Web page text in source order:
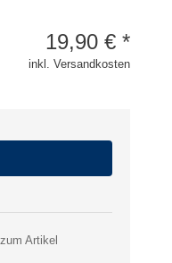
19,90 € *
inkl. Versandkosten
Artikel